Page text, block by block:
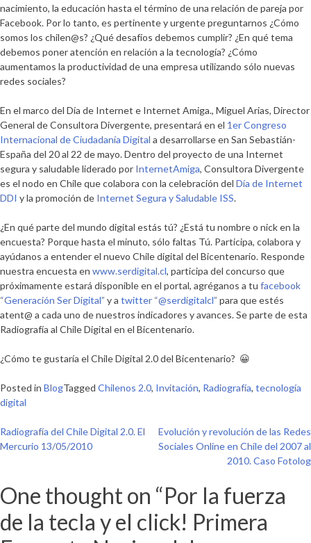
nacimiento, la educación hasta el término de una relación de pareja por
Facebook. Por lo tanto, es pertinente y urgente preguntarnos ¿Cómo
somos los chilen@s? ¿Qué desafíos debemos cumplir? ¿En qué tema
debemos poner atención en relación a la tecnología? ¿Cómo
aumentamos la productividad de una empresa utilizando sólo nuevas
redes sociales?
En el marco del Día de Internet e Internet Amiga., Miguel Arias, Director
General de Consultora Divergente, presentará en el 1er Congreso
Internacional de Ciudadanía Digital a desarrollarse en San Sebastián-
España del 20 al 22 de mayo. Dentro del proyecto de una Internet
segura y saludable liderado por InternetAmiga, Consultora Divergente
es el nodo en Chile que colabora con la celebración del Día de Internet
DDI y la promoción de Internet Segura y Saludable ISS.
¿En qué parte del mundo digital estás tú? ¿Está tu nombre o nick en la
encuesta? Porque hasta el minuto, sólo faltas Tú. Participa, colabora y
ayúdanos a entender el nuevo Chile digital del Bicentenario. Responde
nuestra encuesta en www.serdigital.cl, participa del concurso que
próximamente estará disponible en el portal, agréganos a tu facebook
“Generación Ser Digital” y a twitter “@serdigitalcl” para que estés
atent@ a cada uno de nuestros indicadores y avances.Se parte de esta
Radiografía al Chile Digital en el Bicentenario.
¿Cómo te gustaría el Chile Digital 2.0 del Bicentenario? 😀
Posted in BlogTagged Chilenos 2.0, Invitación, Radiografía, tecnología
digital
Navegación
entradas
Radiografía del Chile Digital 2.0. El
Mercurio 13/05/2010
Evolución y revolución de las Redes
Sociales Online en Chile del 2007 al
2010. Caso Fotolog
One thought on “Por la fuerza
de la tecla y el click! Primera